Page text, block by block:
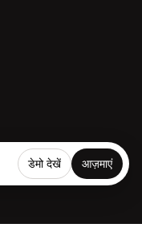
डेमो देखें आज़माएं